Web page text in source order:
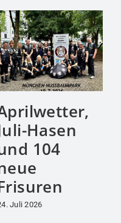
Hasen
104
Juli 2026